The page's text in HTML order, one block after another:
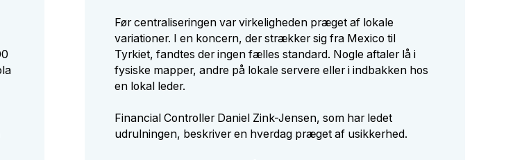
Før centraliseringen var virkeligheden præget af lokale
variationer. I en koncern, der strækker sig fra Mexico til
Tyrkiet, fandtes der ingen fælles standard. Nogle aftaler lå i
fysiske mapper, andre på lokale servere eller i indbakken hos
en lokal leder.
Financial Controller Daniel Zink-Jensen, som har ledet
udrulningen, beskriver en hverdag præget af usikkerhed.